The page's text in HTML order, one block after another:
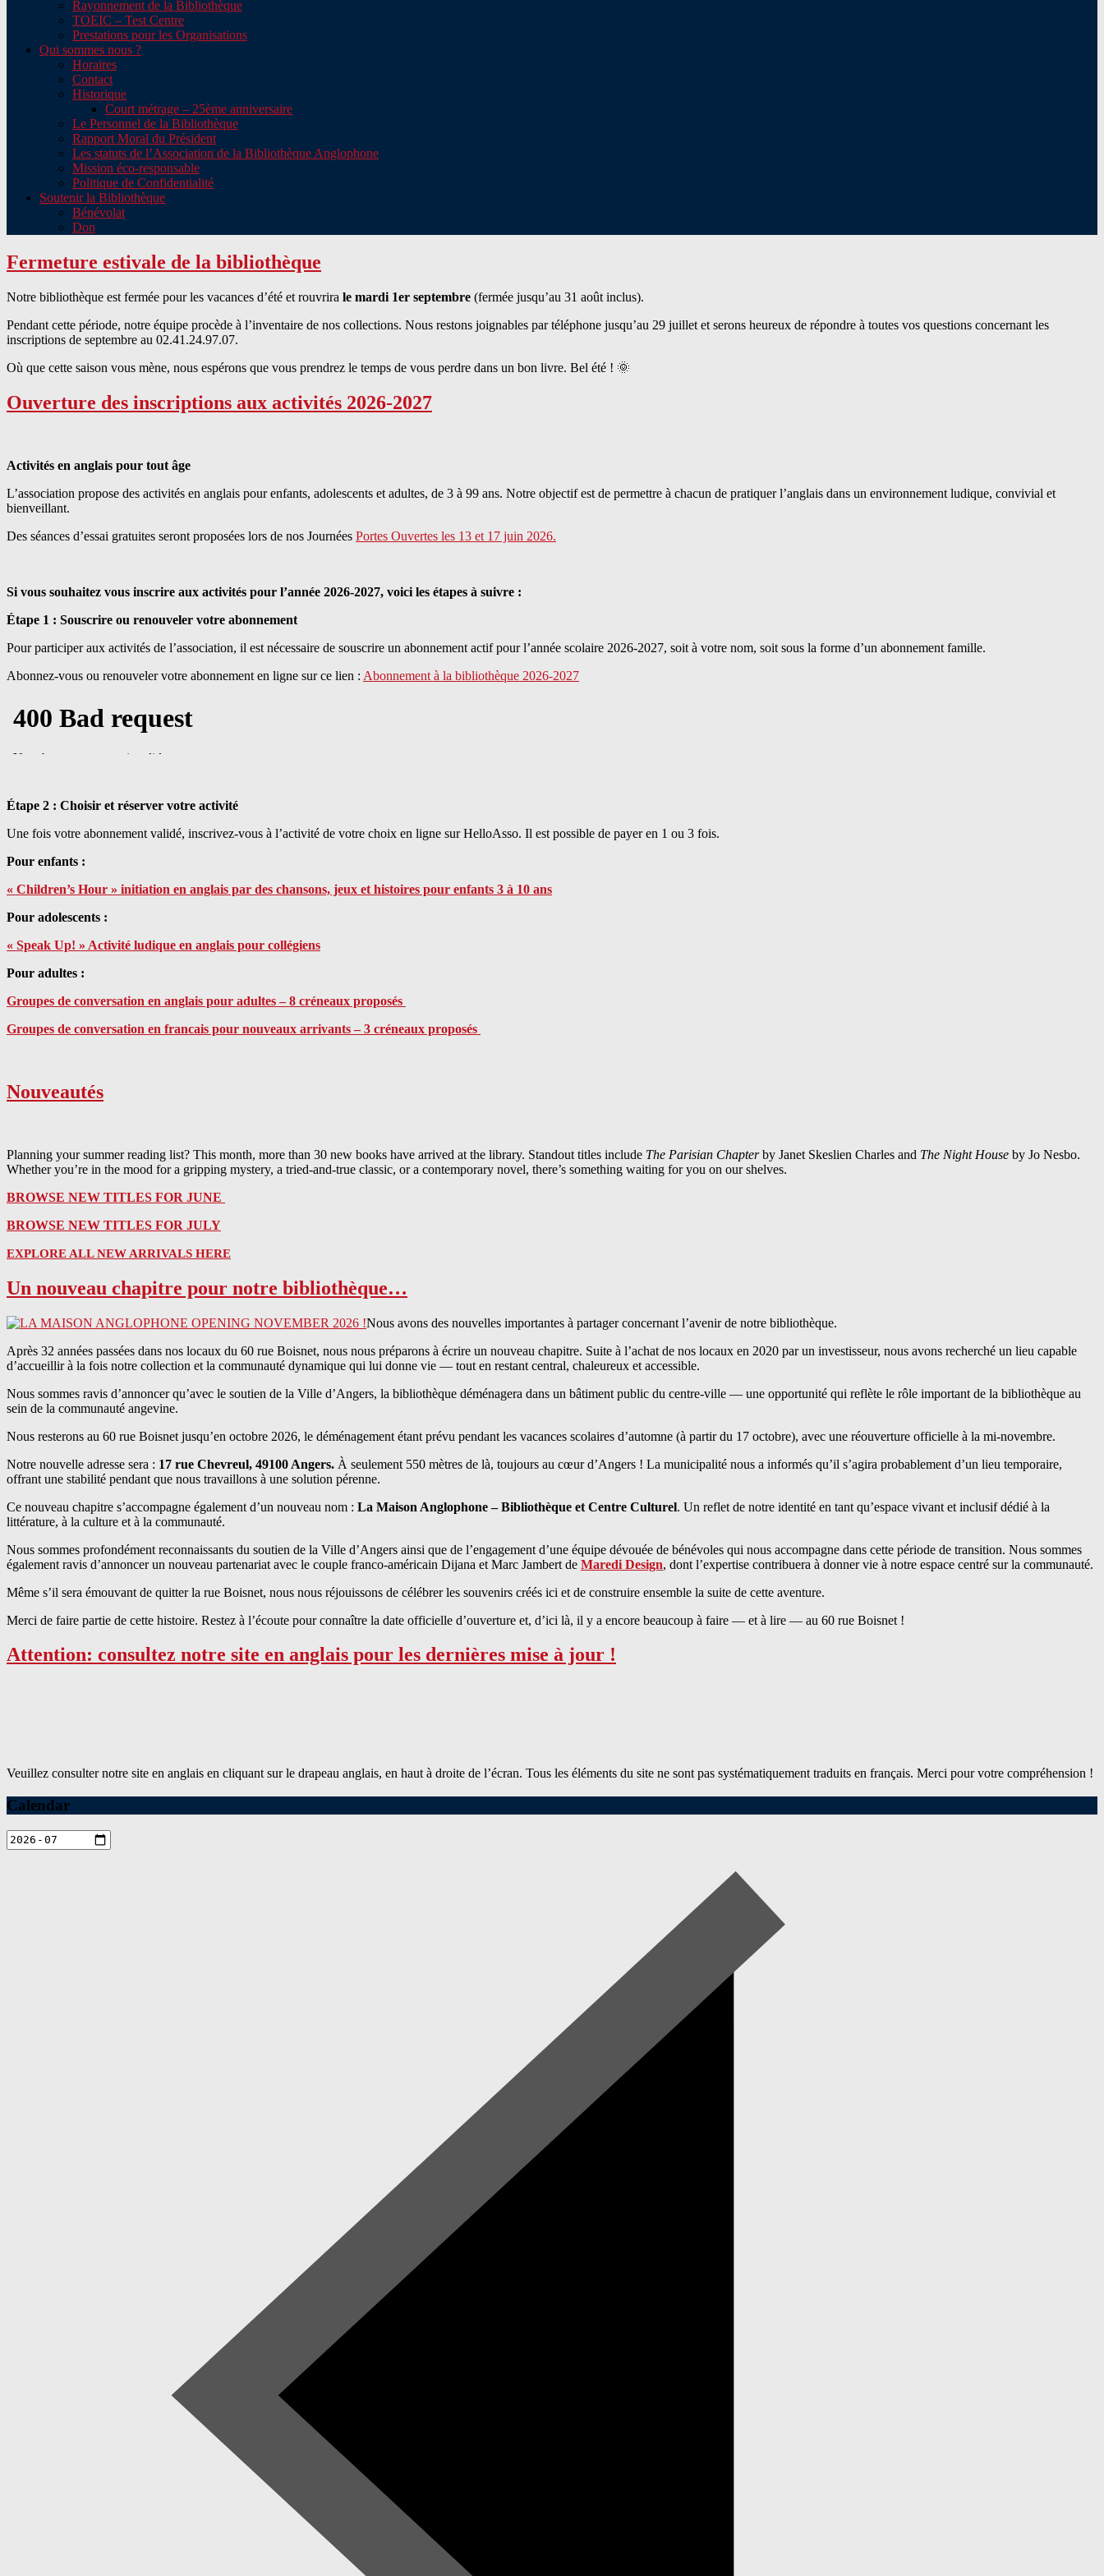
Rayonnement de la Bibliothèque
TOEIC – Test Centre
Prestations pour les Organisations
Qui sommes nous ?
Horaires
Contact
Historique
Court métrage – 25ème anniversaire
Le Personnel de la Bibliothèque
Rapport Moral du Président
Les statuts de l’Association de la Bibliothèque Anglophone
Mission éco-responsable
Politique de Confidentialité
Soutenir la Bibliothèque
Bénévolat
Don
Fermeture estivale de la bibliothèque
Notre bibliothèque est fermée pour les vacances d’été et rouvrira le mardi 1er septembre (fermée jusqu’au 31 août inclus).
Pendant cette période, notre équipe procède à l’inventaire de nos collections. Nous restons joignables par téléphone jusqu’au 29 juillet et serons heureux de répondre à toutes vos questions concernant les
inscriptions de septembre au 02.41.24.97.07.
Où que cette saison vous mène, nous espérons que vous prendrez le temps de vous perdre dans un bon livre. Bel été ! 🌞
Ouverture des inscriptions aux activités 2026-2027
Activités en anglais pour tout âge
L’association propose des activités en anglais pour enfants, adolescents et adultes, de 3 à 99 ans. Notre objectif est de permettre à chacun de pratiquer l’anglais dans un environnement ludique, convivial et
bienveillant.
Des séances d’essai gratuites seront proposées lors de nos Journées Portes Ouvertes les 13 et 17 juin 2026.
Si vous souhaitez vous inscrire aux activités pour l’année 2026-2027, voici les étapes à suivre :
Étape 1 : Souscrire ou renouveler votre abonnement
Pour participer aux activités de l’association, il est nécessaire de souscrire un abonnement actif pour l’année scolaire 2026-2027, soit à votre nom, soit sous la forme d’un abonnement famille.
Abonnez-vous ou renouveler votre abonnement en ligne sur ce lien : Abonnement à la bibliothèque 2026-2027
Étape 2 : Choisir et réserver votre activité
Une fois votre abonnement validé, inscrivez-vous à l’activité de votre choix en ligne sur HelloAsso. Il est possible de payer en 1 ou 3 fois.
Pour enfants :
« Children’s Hour » initiation en anglais par des chansons, jeux et histoires pour enfants 3 à 10 ans
Pour adolescents :
« Speak Up! » Activité ludique en anglais pour collégiens
Pour adultes :
Groupes de conversation en anglais pour adultes – 8 créneaux proposés
Groupes de conversation en francais pour nouveaux arrivants – 3 créneaux proposés
Nouveautés
Planning your summer reading list? This month, more than 30 new books have arrived at the library. Standout titles include The Parisian Chapterby Janet Skeslien Charles and The Night House by Jo Nesbo.
Whether you’re in the mood for a gripping mystery, a tried-and-true classic, or a contemporary novel, there’s something waiting for you on our shelves.
BROWSE NEW TITLES FOR JUNE
BROWSE NEW TITLES FOR JULY
EXPLORE ALL NEW ARRIVALS HERE
Un nouveau chapitre pour notre bibliothèque…
Nous avons des nouvelles importantes à partager concernant l’avenir de notre bibliothèque.
Après 32 années passées dans nos locaux du 60 rue Boisnet, nous nous préparons à écrire un nouveau chapitre. Suite à l’achat de nos locaux en 2020 par un investisseur, nous avons recherché un lieu capable
d’accueillir à la fois notre collection et la communauté dynamique qui lui donne vie — tout en restant central, chaleureux et accessible.
Nous sommes ravis d’annoncer qu’avec le soutien de la Ville d’Angers, la bibliothèque déménagera dans un bâtiment public du centre-ville — une opportunité qui reflète le rôle important de la bibliothèque au
sein de la communauté angevine.
Nous resterons au 60 rue Boisnet jusqu’en octobre 2026, le déménagement étant prévu pendant les vacances scolaires d’automne (à partir du 17 octobre), avec une réouverture officielle à la mi-novembre.
Notre nouvelle adresse sera : 17 rue Chevreul, 49100 Angers. À seulement 550 mètres de là, toujours au cœur d’Angers ! La municipalité nous a informés qu’il s’agira probablement d’un lieu temporaire,
offrant une stabilité pendant que nous travaillons à une solution pérenne.
Ce nouveau chapitre s’accompagne également d’un nouveau nom : La Maison Anglophone – Bibliothèque et Centre Culturel. Un reflet de notre identité en tant qu’espace vivant et inclusif dédié à la
littérature, à la culture et à la communauté.
Nous sommes profondément reconnaissants du soutien de la Ville d’Angers ainsi que de l’engagement d’une équipe dévouée de bénévoles qui nous accompagne dans cette période de transition. Nous sommes
également ravis d’annoncer un nouveau partenariat avec le couple franco-américain Dijana et Marc Jambert de Maredi Design, dont l’expertise contribuera à donner vie à notre espace centré sur la communauté.
Même s’il sera émouvant de quitter la rue Boisnet, nous nous réjouissons de célébrer les souvenirs créés ici et de construire ensemble la suite de cette aventure.
Merci de faire partie de cette histoire. Restez à l’écoute pour connaître la date officielle d’ouverture et, d’ici là, il y a encore beaucoup à faire — et à lire — au 60 rue Boisnet !
Attention: consultez notre site en anglais pour les dernières mise à jour !
Veuillez consulter notre site en anglais en cliquant sur le drapeau anglais, en haut à droite de l’écran. Tous les éléments du site ne sont pas systématiquement traduits en français. Merci pour votre compréhension !
Calendar